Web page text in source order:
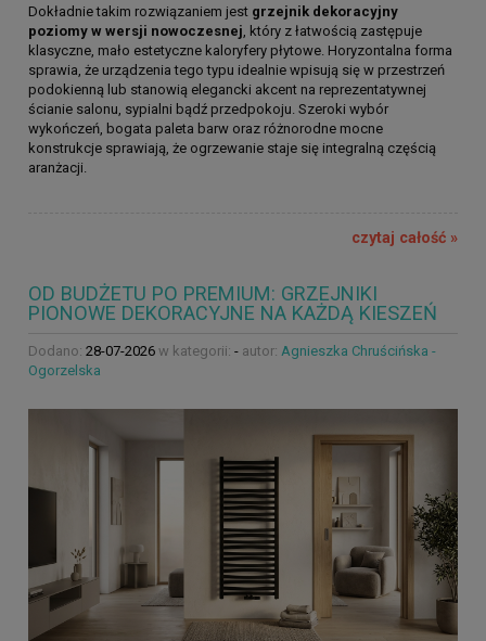
Dokładnie takim rozwiązaniem jest grzejnik dekoracyjny
poziomy w wersji nowoczesnej , który z łatwością zastępuje
klasyczne, mało estetyczne kaloryfery płytowe. Horyzontalna forma
sprawia, że urządzenia tego typu idealnie wpisują się w przestrzeń
podokienną lub stanowią elegancki akcent na reprezentatywnej
ścianie salonu, sypialni bądź przedpokoju. Szeroki wybór
wykończeń, bogata paleta barw oraz różnorodne mocne
konstrukcje sprawiają, że ogrzewanie staje się integralną częścią
aranżacji.
czytaj całość »
OD BUDŻETU PO PREMIUM: GRZEJNIKI
PIONOWE DEKORACYJNE NA KAŻDĄ KIESZEŃ
Dodano: 28-07-2026 w kategorii: - autor: Agnieszka Chruścińska -
Ogorzelska